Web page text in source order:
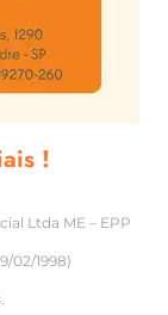
!
Ltda ME – EPP
02/1998)